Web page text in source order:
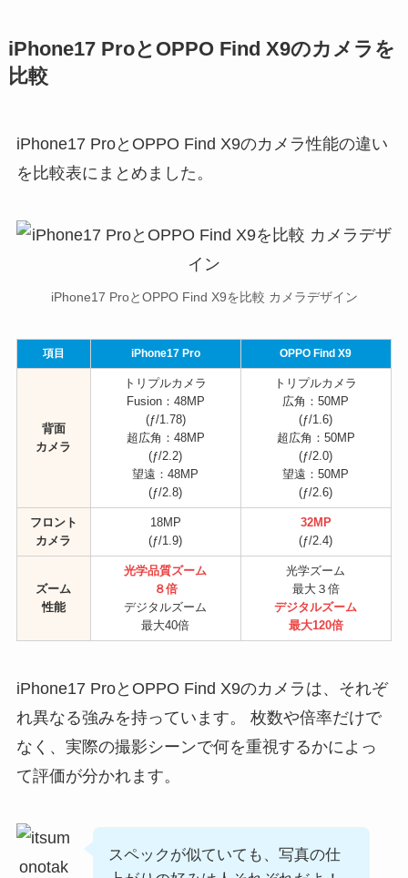
iPhone17 ProとOPPO Find X9のカメラを
比較
iPhone17 ProとOPPO Find X9のカメラ性能の違い
を比較表にまとめました。
iPhone17 ProとOPPO Find X9を比較 カメラデザイン
項目 iPhone17 Pro OPPO Find X9
背面
カメラ
トリプルカメラ
Fusion：48MP
(ƒ/1.78)
超広角：48MP
(ƒ/2.2)
望遠：48MP
(ƒ/2.8)
トリプルカメラ
広角：50MP
(ƒ/1.6)
超広角：50MP
(ƒ/2.0)
望遠：50MP
(ƒ/2.6)
フロント
カメラ
18MP
(ƒ/1.9)
32MP
(ƒ/2.4)
ズーム
性能
光学品質ズーム
８倍
デジタルズーム
最大40倍
光学ズーム
最大３倍
デジタルズーム
最大120倍
iPhone17 ProとOPPO Find X9のカメラは、それぞ
れ異なる強みを持っています。 枚数や倍率だけで
なく、実際の撮影シーンで何を重視するかによっ
て評価が分かれます。
スペックが似ていても、写真の仕